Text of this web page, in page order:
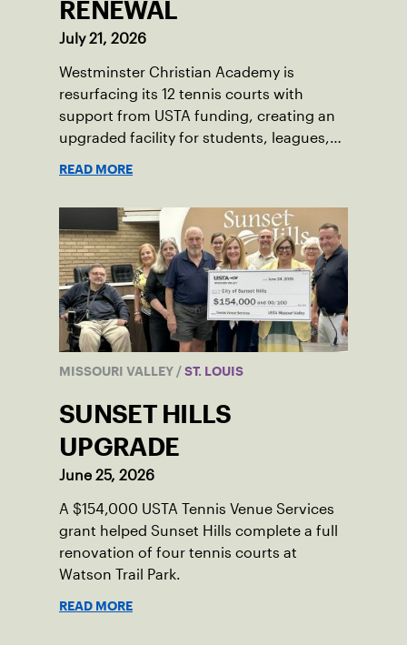
RENEWAL
July 21, 2026
Westminster Christian Academy is
resurfacing its 12 tennis courts with
support from USTA funding, creating an
upgraded facility for students, leagues,
READ MORE
MISSOURI VALLEY / ST. LOUIS
SUNSET HILLS
UPGRADE
June 25, 2026
A $154,000 USTA Tennis Venue Services
grant helped Sunset Hills complete a full
renovation of four tennis courts at
Watson Trail Park.
READ MORE